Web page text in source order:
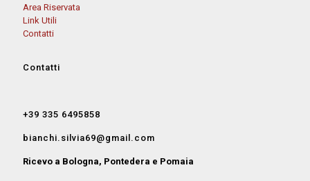
Area Riservata
Link Utili
Contatti
Contatti
+39 335 6495858
bianchi.silvia69@gmail.com
Ricevo a Bologna, Pontedera e Pomaia